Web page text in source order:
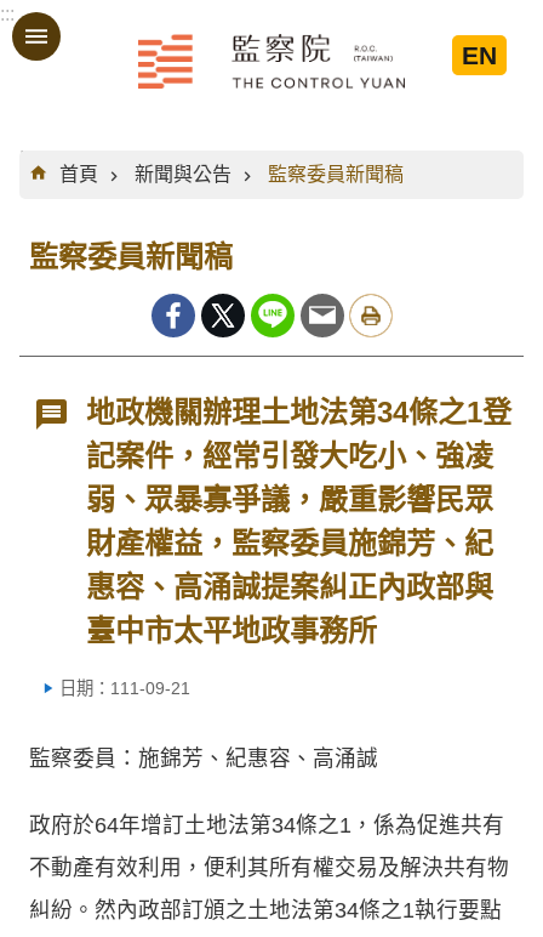
跳到主要內容區塊
:::
EN
:::
首頁
新聞與公告 監察委員新聞稿
監察委員新聞稿
地政機關辦理土地法第34條之1登
記案件，經常引發大吃小、強凌
弱、眾暴寡爭議，嚴重影響民眾
財產權益，監察委員施錦芳、紀
惠容、高涌誠提案糾正內政部與
臺中市太平地政事務所
日期：111-09-21
監察委員：施錦芳、紀惠容、高涌誠
政府於64年增訂土地法第34條之1，係為促進共有
不動產有效利用，便利其所有權交易及解決共有物
糾紛。然內政部訂頒之土地法第34條之1執行要點